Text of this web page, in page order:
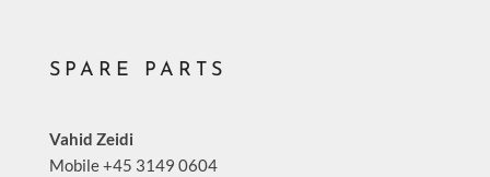
SPARE PARTS
Vahid Zeidi
Mobile +45 3149 0604